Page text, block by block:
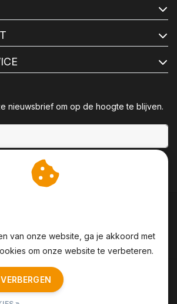
nieuwsbrief om op de hoogte te blijven.
| Disclaimer
Sitemap
| RSS Feed
van onze website, ga je akkoord met
om onze website te verbeteren.